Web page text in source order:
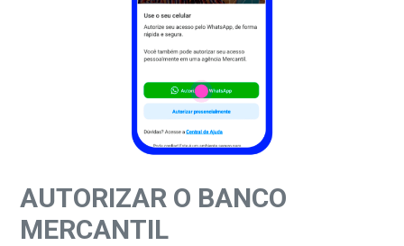
AUTORIZAR O BANCO
MERCANTIL